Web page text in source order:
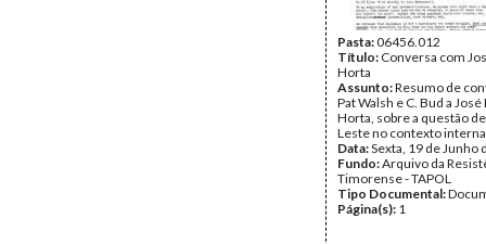
Pasta:06456.012
Título: Conversa com
Horta
Assunto:Resumo de
Pat Walsh e C. Bud a José
Horta, sobre a questão
Leste no contexto
Data:Sexta, 19 de Junho
Fundo:Arquivo da
Timorense - TAPOL
Tipo Documental:
Página(s): 1